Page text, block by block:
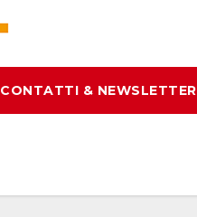
CONTATTI & NEWSLETTER